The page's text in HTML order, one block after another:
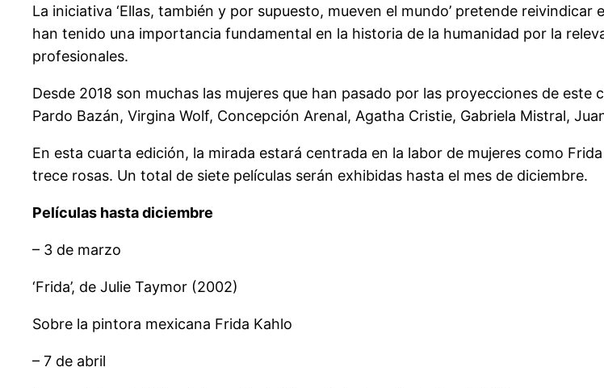
La iniciativa ‘Ellas, también y por supuesto, mueven el mundo’ pretende
han tenido una importancia fundamental en la historia de la humanidad por la
profesionales.
Desde 2018 son muchas las mujeres que han pasado por las proyecciones de
Pardo Bazán, Virgina Wolf, Concepción Arenal, Agatha Cristie, Gabriela Mistral,
En esta cuarta edición, la mirada estará centrada en la labor de mujeres como
trece rosas. Un total de siete películas serán exhibidas hasta el mes de diciembre.
Películas hasta diciembre
– 3 de marzo
‘Frida’, de Julie Taymor (2002)
Sobre la pintora mexicana Frida Kahlo
– 7 de abril